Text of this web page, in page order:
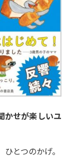
かせが楽しいユ
とつのかげ。